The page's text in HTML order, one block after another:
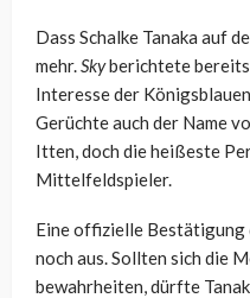
Dass Schalke Tanaka auf
mehr.Skyberichtete bereits
Interesse der
Gerüchte auch der Name
Itten, doch die heißeste
Mittelfeldspieler.
Eine offizielle Bestätigung
noch aus. Sollten sich die
bewahrheiten, dürfte